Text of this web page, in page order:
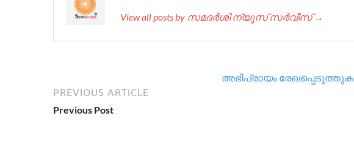
View all posts by സമദർശി ന്യൂസ് സർവീസ് →
അഭിപ്രായം രേഖപ്പെടുത്തുക
PREVIOUS ARTICLE
Previous Post